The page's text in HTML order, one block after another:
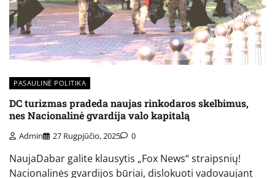
PASAULINĖ POLITIKA
DC turizmas pradeda naujas rinkodaros skelbimus,
nes Nacionalinė gvardija valo kapitalą
Admin 27 Rugpjūčio, 2025 0
NaujaDabar galite klausytis „Fox News“ straipsnių!
Nacionalinės gvardijos būriai, dislokuoti vadovaujant